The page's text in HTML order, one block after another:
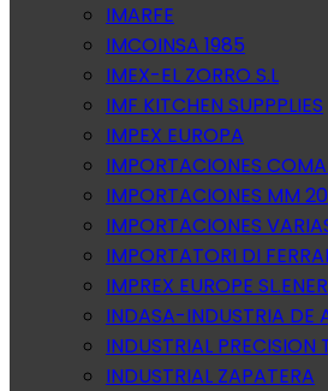
IMARFE
IMCOINSA 1985
IMEX-EL ZORRO S.L
IMF KITCHEN SUPPPLIES
IMPEX EUROPA
IMPORTACIONES
IMPORTACIONES MM
IMPORTACIONES
IMPORTATORI DI
IMPREX EUROPE
INDASA-INDUSTRIA DE
INDUSTRIAL PRECISION
INDUSTRIAL ZAPATERA